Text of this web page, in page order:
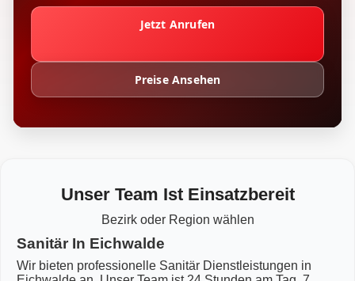
Jetzt Anrufen
Preise Ansehen
Unser Team Ist Einsatzbereit
Bezirk oder Region wählen
Sanitär In Eichwalde
Wir bieten professionelle Sanitär Dienstleistungen in